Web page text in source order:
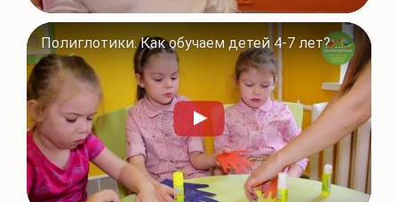
Полиглотики. Как обучаем детей 4-7 лет? Программы для дошкольников в #Полиглотики